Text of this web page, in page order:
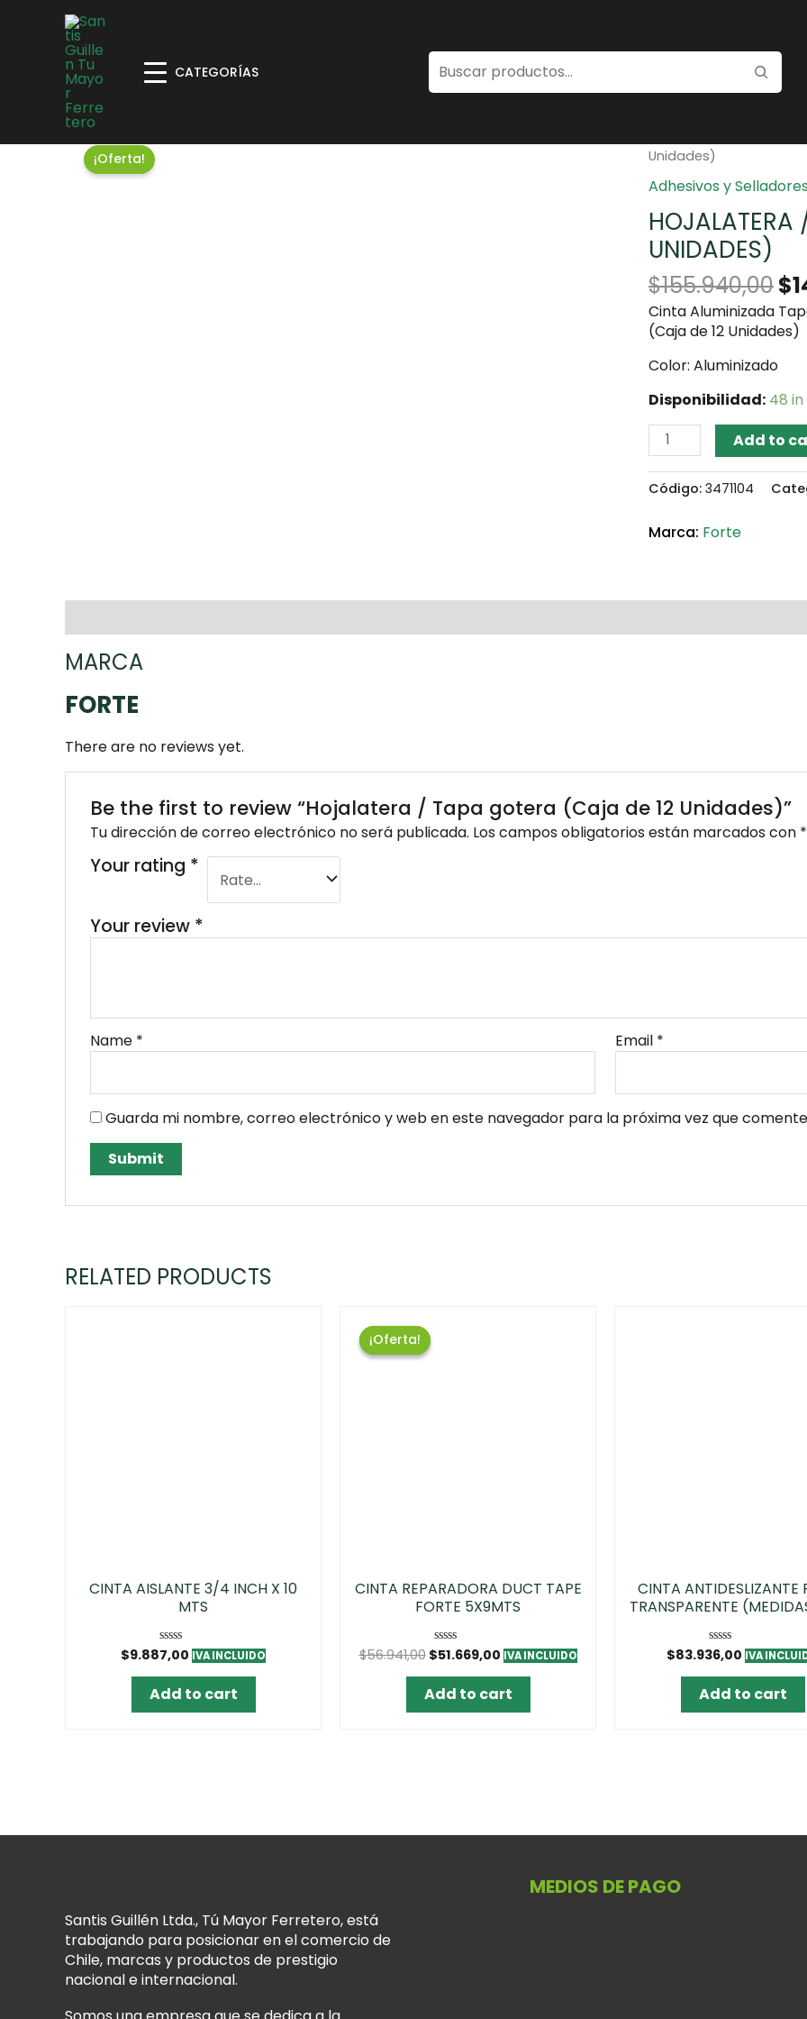
CATEGORÍAS
¡Oferta!
Unidades)
Adhesivos y
HOJALATERA
UNIDADES)
$155.940,00$
Cinta Aluminizada
(Caja de 12 Unidades)
Color: Aluminizado
Disponibilidad: 48
Add to
Código: 3471104
Forte
MARCA
FORTE
There are no reviews yet.
Be the first to review “Hojalatera / Tapa gotera (Caja de 12 Unidades)”
Tu dirección de correo electrónico no será publicada. Los campos obligatorios están marcados con *
Your rating *
Your review *
Name * Email *
Guarda mi nombre, correo electrónico y web en este navegador para la próxima vez que
RELATED PRODUCTS
CINTA AISLANTE 3/4 INCH X 10
MTS
Rated
out
of
5
$9.887,00 IVA INCLUIDO
Add to cart
¡Oferta!
¡Oferta!
CINTA REPARADORA DUCT TAPE
FORTE 5X9MTS
Rated
out
of
5
$56.941,00 $51.669,00 IVA INCLUIDO
Add to cart
CINTA ANTIDESLIZANTE
TRANSPARENTE
Rated
out
of
5
$83.936,00 IVA
Add to cart
Santis Guillén Ltda., Tú Mayor Ferretero, está
trabajando para posicionar en el comercio de
Chile, marcas y productos de prestigio
nacional e internacional.
MEDIOS DE PAGO